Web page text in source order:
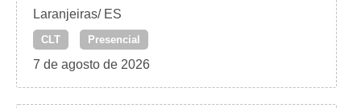
Laranjeiras/ ES
CLT Presencial
7 de agosto de 2026